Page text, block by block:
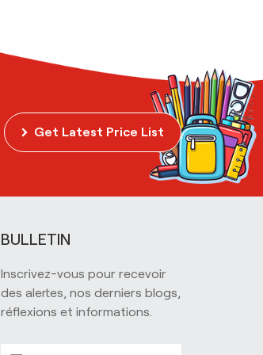
Get Latest Price List
BULLETIN
Inscrivez-vous pour recevoir
des alertes, nos derniers blogs,
réflexions et informations.